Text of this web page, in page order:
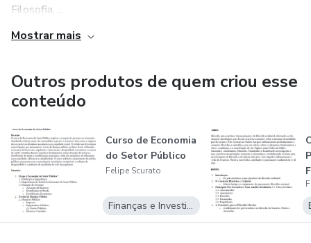
Filosofia. ...
Mostrar mais
Outros produtos de quem criou esse
conteúdo
Curso de Economia
do Setor Público
Felipe Scurato
Finanças e Investimentos